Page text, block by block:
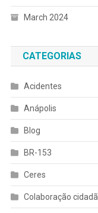
March 2024
CATEGORIAS
Acidentes
Anápolis
Blog
BR-153
Ceres
Colaboração cidadã